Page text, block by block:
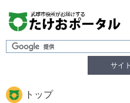
サイ
トップ